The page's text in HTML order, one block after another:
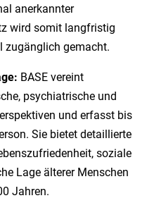
anerkannter
wird somit langfristig
zugänglich gemacht.
BASE vereint
psychiatrische und
und erfasst bis
Sie bietet detaillierte
soziale
Lage älterer Menschen
Jahren.